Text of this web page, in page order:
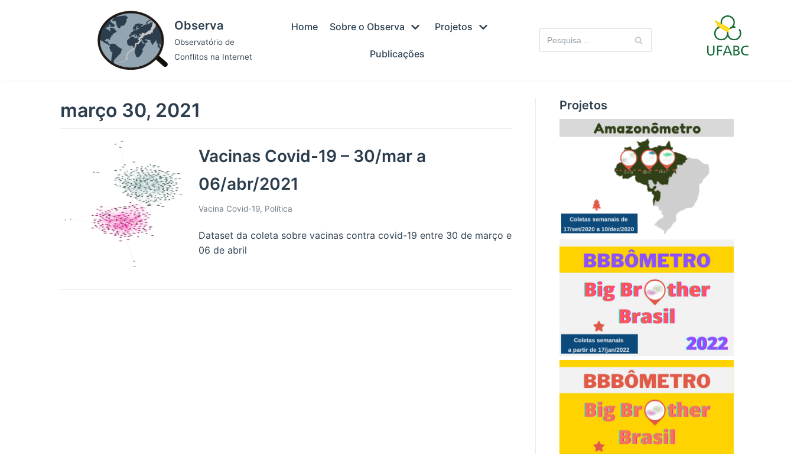
Observa
Observatório de
Conflitos na Internet
Home Sobre o Observa Projetos
Publicações
março 30, 2021
Vacinas Covid-19 – 30/mar a
06/abr/2021
Vacina Covid-19, Política
Dataset da coleta sobre vacinas contra covid-19 entre 30 de março e
06 de abril
Projetos